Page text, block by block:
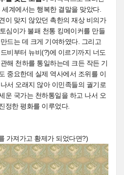
계에서는 행복한 결말을 맞았다.
이 맞지 않았던 촉한의 재상 비의가
심이가 불패 천통 킹메이커를 만들
드는 데 크게 기여하였다. 그리고
비부터 뉴비(?)에 이르기까지 너도
해 천하를 통일하는데 크든 작든 기
중요한데 실제 역사에서 조위를 이
서 오래지 않아 이민족들의 궐기로
운 국가는 천하통일을 하고 나서 오
정한 평화를 이루었다.
가져가고 황제가 되었다면?)